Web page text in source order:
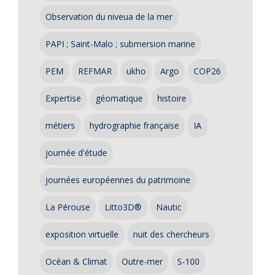
Observation du niveua de la mer
PAPI ; Saint-Malo ; submersion marine
PEM REFMAR ukho Argo COP26
Expertise géomatique histoire
métiers hydrographie française IA
journée d'étude
journées européennes du patrimoine
La Pérouse Litto3D® Nautic
exposition virtuelle nuit des chercheurs
Océan & Climat Outre-mer S-100